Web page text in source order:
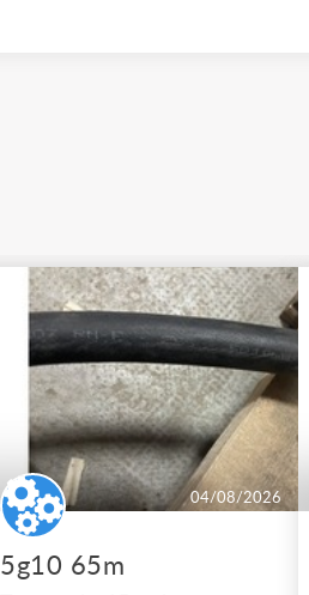
04/08/2026
5g10 65m